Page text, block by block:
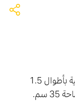
يتكون عمل لمياء مريشد من أعمدة أفقية بأطوال 1.5
سم، ومقطع عرضي على شكل مربع بمساحة 35 سم.